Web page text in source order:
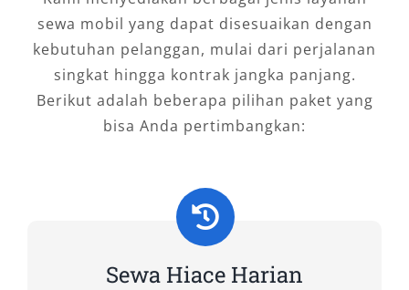
menunjang mobilitas Anda. Baik untuk
kebutuhan harian, bulanan, atau perjalanan ke
luar kota, kendaraan ini mampu memberikan
nilai lebih bagi pengguna. Dengan dukungan
armada Hiace Premio dan Commuter terbaru
yang selalu dalam kondisi prima, serta harga
perjalanan terbaik Anda di Banjarmasin.
Tipe Mobil Hiace yang Kami
Sewakan di Salsa Wisata
sewa mobil yang dapat disesuaikan dengan
kebutuhan pelanggan, mulai dari perjalanan
singkat hingga kontrak jangka panjang.
Berikut adalah beberapa pilihan paket yang
bisa Anda pertimbangkan:
Sewa Hiace Harian